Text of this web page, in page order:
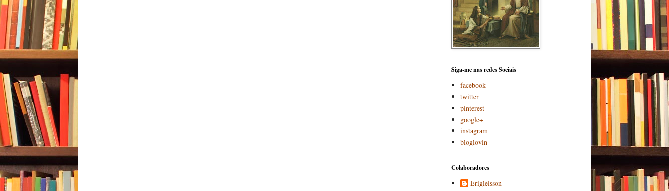
Siga-me nas redes Sociais
facebook
twitter
pinterest
google+
instagram
bloglovin
Colaboradores
Erigleisson